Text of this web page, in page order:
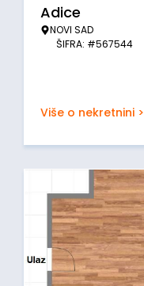
Adice
NOVI SAD
ŠIFRA: #567544
Više o nekretnini >